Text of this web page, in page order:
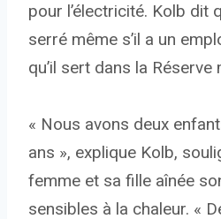
pour l’électricité. Kolb dit
serré même s’il a un
qu’il sert dans la Réserve
« Nous avons deux
ans », explique Kolb,
femme et sa fille aînée
sensibles à la chaleur. «